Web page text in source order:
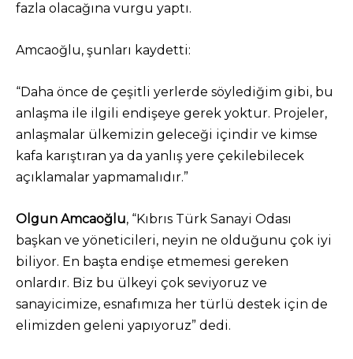
fazla olacağına vurgu yaptı.
Amcaoğlu, şunları kaydetti:
“Daha önce de çeşitli yerlerde söylediğim gibi, bu
anlaşma ile ilgili endişeye gerek yoktur. Projeler,
anlaşmalar ülkemizin geleceği içindir ve kimse
kafa karıştıran ya da yanlış yere çekilebilecek
açıklamalar yapmamalıdır.”
Olgun Amcaoğlu, “Kıbrıs Türk Sanayi Odası
başkan ve yöneticileri, neyin ne olduğunu çok iyi
biliyor. En başta endişe etmemesi gereken
onlardır. Biz bu ülkeyi çok seviyoruz ve
sanayicimize, esnafımıza her türlü destek için de
elimizden geleni yapıyoruz” dedi.